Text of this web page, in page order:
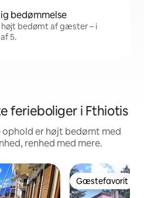
bedømmelse
højt bedømt af gæster – i
5.
ferieboliger i Fthiotis
ophold er højt bedømt med
renhed med mere.
Gæstefavorit
Gæstefavorit